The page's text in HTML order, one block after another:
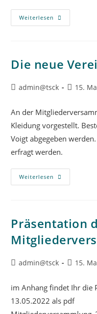
Weiterlesen
Die neue
admin@tsck 15.
An der
Kleidung vorgestellt.
Voigt abgegeben
erfragt werden.
Weiterlesen
Präsentation
admin@tsck 15.
im Anhang findet Ihr die
13.05.2022 als pdf